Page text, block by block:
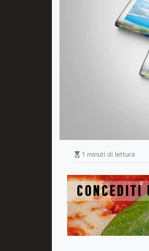
1 minuti di lettura